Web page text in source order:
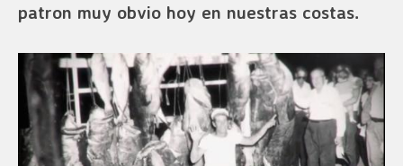
patron muy obvio hoy en nuestras costas.